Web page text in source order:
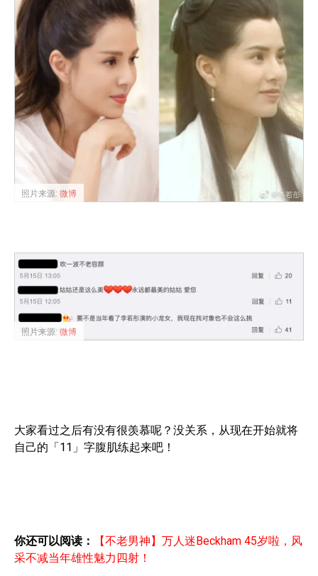
照片来源: 微博
照片来源: 微博
大家看过之后有没有很羡慕呢？没关系，从现在开始就将
自己的「11」字腹肌练起来吧！
你还可以阅读：
【不老男神】万人迷Beckham 45岁啦，风
采不减当年雄性魅力四射！